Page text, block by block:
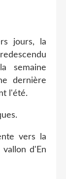
jours, la
semaine
dernière
l'été.
vers la
d'En